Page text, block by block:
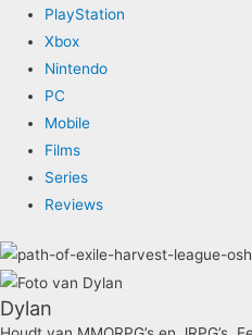
PlayStation
Xbox
Nintendo
PC
Mobile
Films
Series
Reviews
Dylan